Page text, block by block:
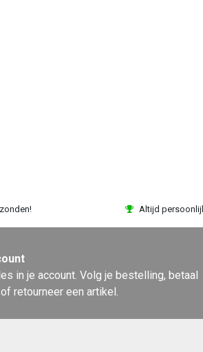
Altijd
in je account. Volg je bestelling, betaal
retourneer een artikel.